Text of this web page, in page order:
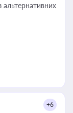
альтернативних
+6